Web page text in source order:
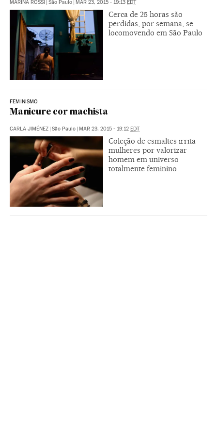
MARINA ROSSI | São Paulo | MAR 23, 2015 - 19:13 EDT
Cerca de 25 horas são
perdidas, por semana, se
locomovendo em São Paulo
FEMINISMO
Manicure cor machista
CARLA JIMÉNEZ | São Paulo | MAR 23, 2015 - 19:12 EDT
Coleção de esmaltes irrita
mulheres por valorizar
homem em universo
totalmente feminino